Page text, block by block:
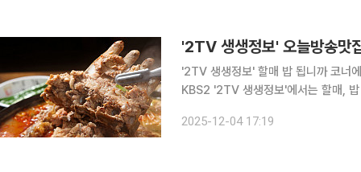
'2TV 생생정보' 오늘방송
'2TV 생생정보' 할매 밥 됩니까 코너에서
KBS2 '2TV 생생정보'에서는 할매,
표 메뉴로 선보인다. 부드러운 고기와
2025-12-04 17:19